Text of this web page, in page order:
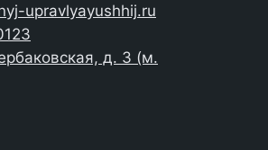
upravlyayushhij.ru
д. 3 (м.